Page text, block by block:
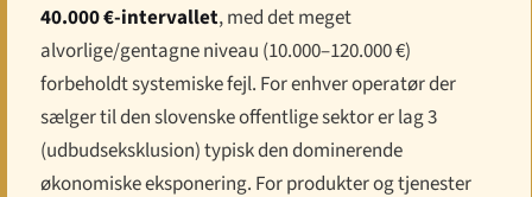
40.000 €-intervallet, med det meget
alvorlige/gentagne niveau (10.000–120.000 €)
forbeholdt systemiske fejl. For enhver operatør der
sælger til den slovenske offentlige sektor er lag 3
(udbudseksklusion) typisk den dominerende
økonomiske eksponering. For produkter og tjenester